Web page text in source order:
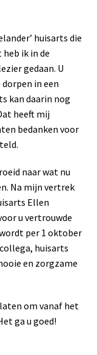
huisarts die
ik in de
gedaan. U
in een
kan daarin nog
heeft mij
bedanken voor
naar wat nu
Na mijn vertrek
Ellen
u vertrouwde
per 1 oktober
huisarts
en zorgzame
om vanaf het
ga u goed!